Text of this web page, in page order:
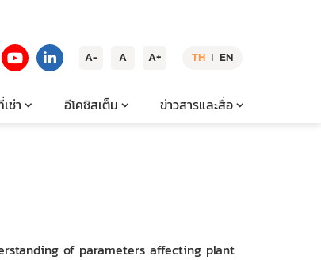
A- A A+ TH | EN
ช่า อีโคซิสเต็ม ข่าวสารและสื่อ
of parameters affecting plant